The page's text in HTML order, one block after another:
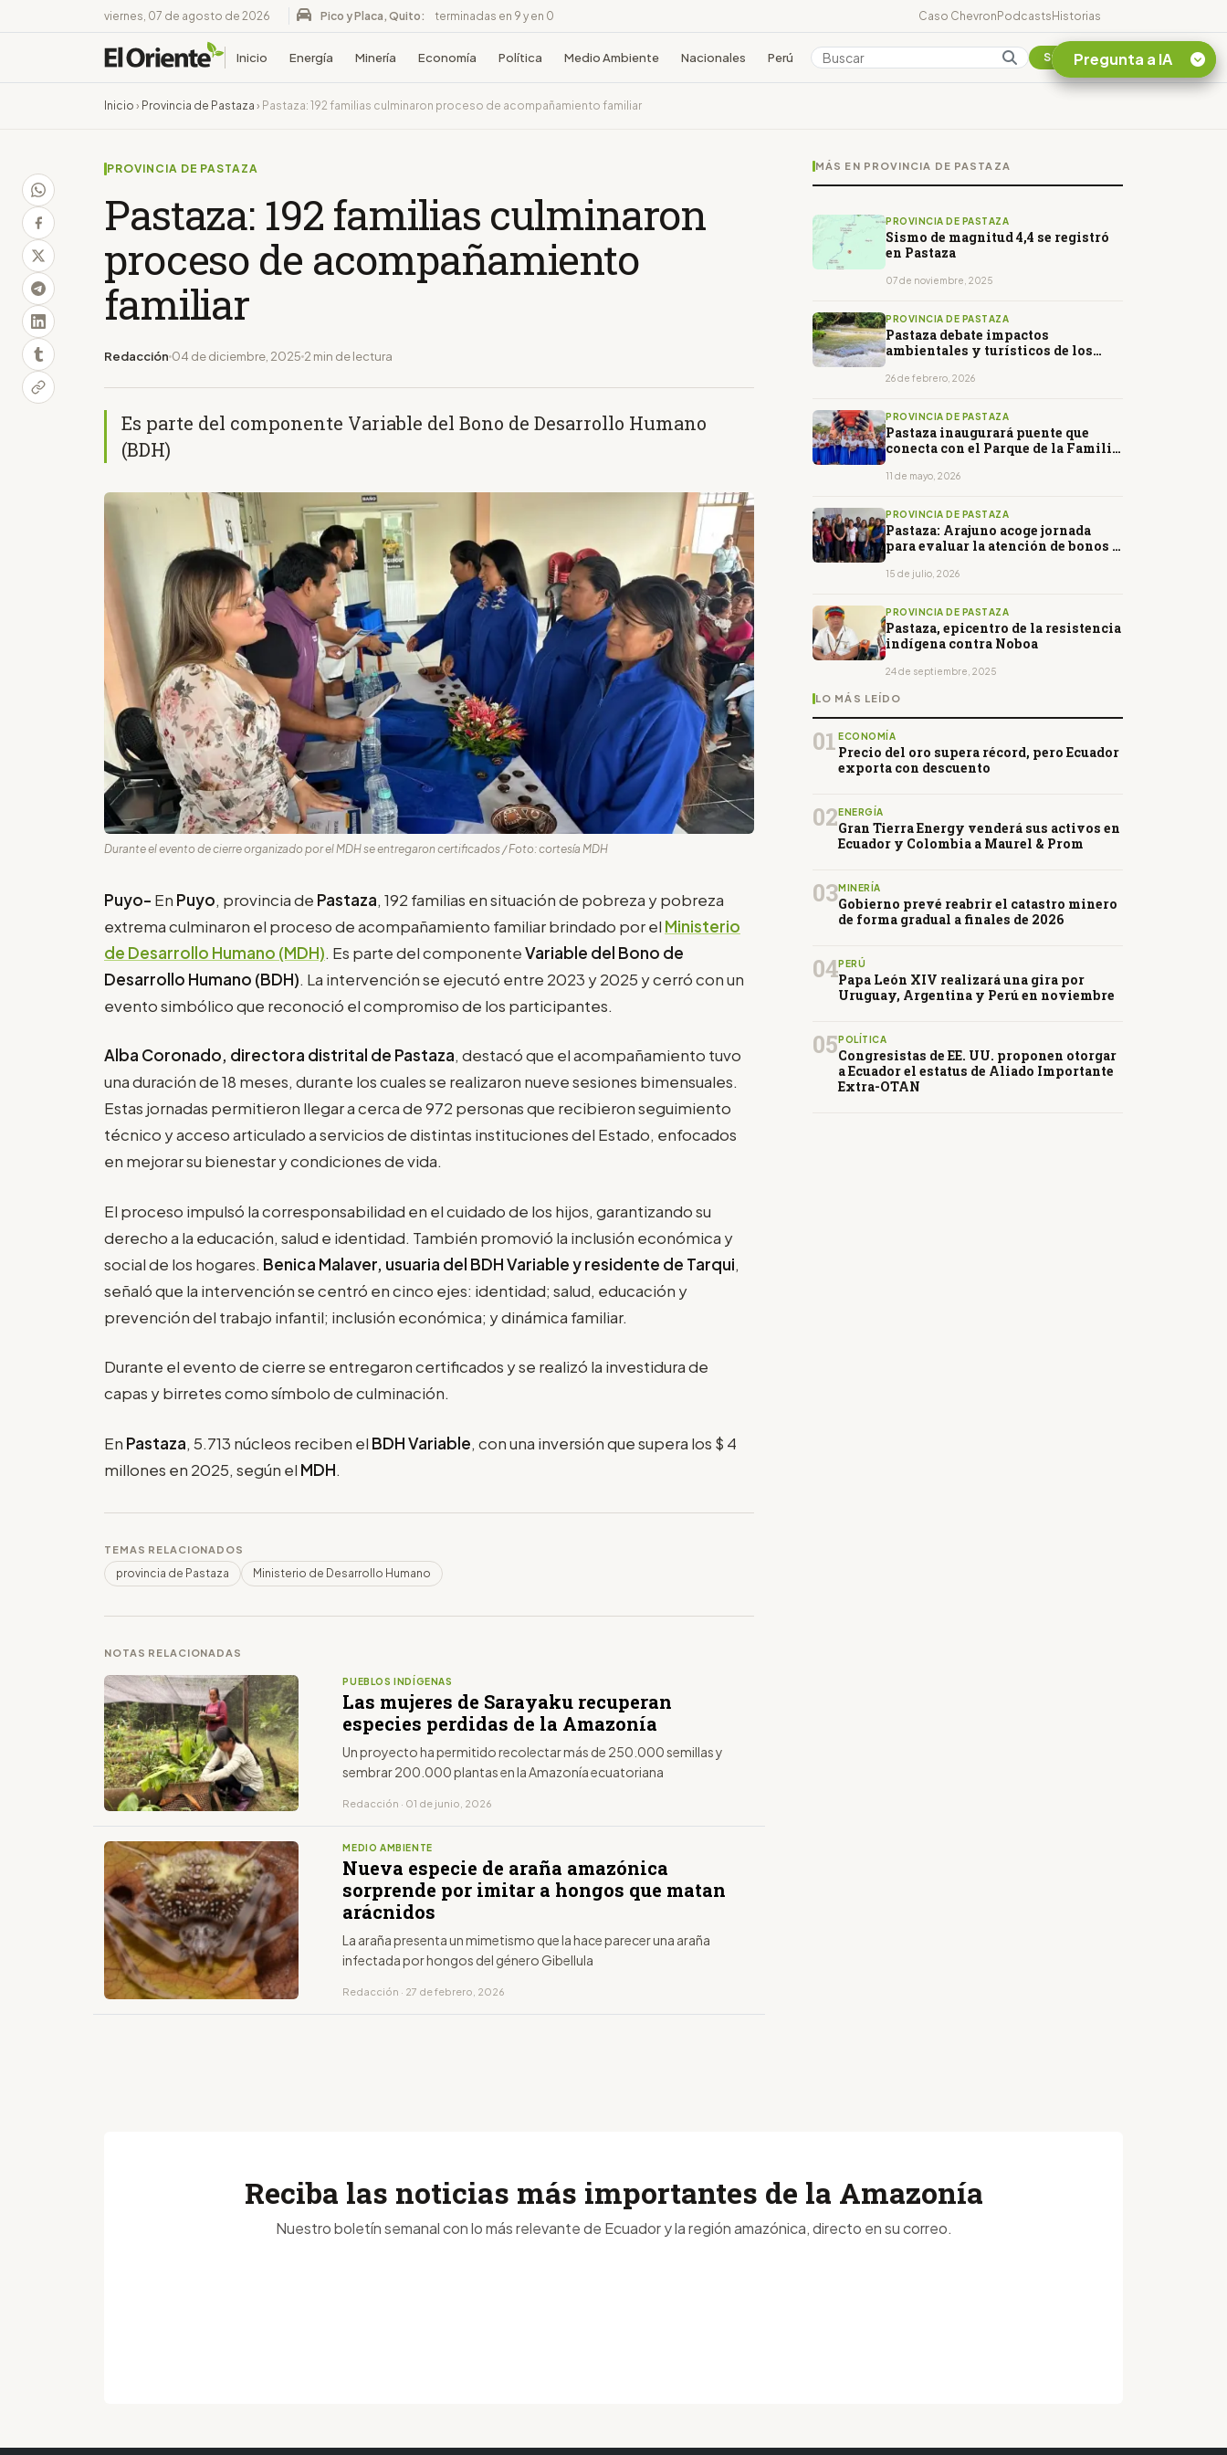
viernes, 07 de agosto de 2026 Pico y Placa, Quito: terminadas en 9 y en 0 Caso ChevronPodcastsHistorias
Inicio Energía Minería Economía Política Medio Ambiente Nacionales Perú Colombia Suscribirse
Inicio › Provincia de Pastaza › Pastaza: 192 familias culminaron proceso de acompañamiento familiar
PROVINCIA DE PASTAZA
Pastaza: 192 familias culminaron
proceso de acompañamiento
familiar
Redacción 04 de diciembre, 2025 2 min de lectura
Es parte del componente Variable del Bono de Desarrollo Humano
(BDH)
Durante el evento de cierre organizado por el MDH se entregaron certificados / Foto: cortesía MDH
Puyo- En Puyo, provincia de Pastaza, 192 familias en situación de pobreza y pobreza
extrema culminaron el proceso de acompañamiento familiar brindado por el Ministerio
de Desarrollo Humano (MDH). Es parte del componenteVariable del Bono de
Desarrollo Humano (BDH). La intervención se ejecutó entre 2023 y 2025 y cerró con un
evento simbólico que reconoció el compromiso de los participantes.
Alba Coronado, directora distrital de Pastaza, destacó que el acompañamiento tuvo
una duración de 18 meses, durante los cuales se realizaron nueve sesiones bimensuales.
Estas jornadas permitieron llegar a cerca de 972 personas que recibieron seguimiento
técnico y acceso articulado a servicios de distintas instituciones del Estado, enfocados
en mejorar su bienestar y condiciones de vida.
El proceso impulsó la corresponsabilidad en el cuidado de los hijos, garantizando su
derecho a la educación, salud e identidad. También promovió la inclusión económica y
social de los hogares. Benica Malaver, usuaria del BDH Variable y residente de Tarqui,
señaló que la intervención se centró en cinco ejes: identidad; salud, educación y
prevención del trabajo infantil; inclusión económica; y dinámica familiar.
Durante el evento de cierre se entregaron certificados y se realizó la investidura de
capas y birretes como símbolo de culminación.
En Pastaza, 5.713 núcleos reciben el BDH Variable, con una inversión que supera los $ 4
millones en 2025, según el MDH.
TEMAS RELACIONADOS
provincia de Pastaza Ministerio de Desarrollo Humano
NOTAS RELACIONADAS
PUEBLOS INDÍGENAS
Las mujeres de Sarayaku recuperan
especies perdidas de la Amazonía
Un proyecto ha permitido recolectar más de 250.000 semillas y
sembrar 200.000 plantas en la Amazonía ecuatoriana
Redacción · 01 de junio, 2026
MEDIO AMBIENTE
Nueva especie de araña amazónica
sorprende por imitar a hongos que matan
arácnidos
La araña presenta un mimetismo que la hace parecer una araña
infectada por hongos del género Gibellula
Redacción · 27 de febrero, 2026
MÁS EN PROVINCIA DE PASTAZA
PROVINCIA DE PASTAZA
Sismo de magnitud 4,4 se registró
en Pastaza
07 de noviembre, 2025
PROVINCIA DE PASTAZA
Pastaza debate impactos
ambientales y turísticos de los
26 de febrero, 2026
PROVINCIA DE PASTAZA
Pastaza inaugurará puente que
conecta con el Parque de la Familia
11 de mayo, 2026
PROVINCIA DE PASTAZA
Pastaza: Arajuno acoge jornada
para evaluar la atención de bonos y
15 de julio, 2026
PROVINCIA DE PASTAZA
Pastaza, epicentro de la resistencia
indígena contra Noboa
24 de septiembre, 2025
LO MÁS LEÍDO
01 ECONOMÍA
Precio del oro supera récord, pero Ecuador
exporta con descuento
02 ENERGÍA
Gran Tierra Energy venderá sus activos en
Ecuador y Colombia a Maurel & Prom
03MINERÍA
Gobierno prevé reabrir el catastro minero
de forma gradual a finales de 2026
04PERÚ
Papa León XIV realizará una gira por
Uruguay, Argentina y Perú en noviembre
05 POLÍTICA
Congresistas de EE. UU. proponen otorgar
a Ecuador el estatus de Aliado Importante
Extra-OTAN
Pregunta a IA
Reciba las noticias más importantes de la Amazonía
Nuestro boletín semanal con lo más relevante de Ecuador y la región amazónica, directo en su correo.